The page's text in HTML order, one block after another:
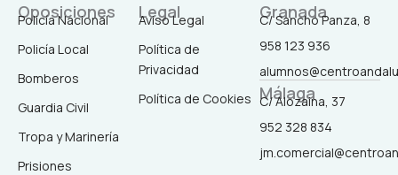
b
o
o
-
a
g
r
m
o
k
Oposiciones
Policía Nacional
Policía Local
Bomberos
Guardia Civil
Tropa y Marinería
Prisiones
Legal
Aviso Legal
Política de
Privacidad
Política de Cookies
Granada
C/ Sancho Panza, 8
958 123 936
Málaga
C/ Alozaina, 37
952 328 834